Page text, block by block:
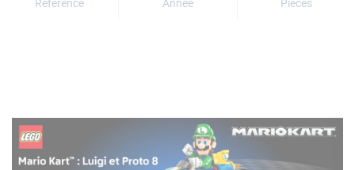
Référence Année Pièces